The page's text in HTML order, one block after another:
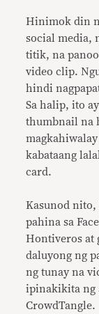
Hinimok din
social media,
titik, na
video clip.
hindi
Sa halip, ito
thumbnail na
kabataang
card.
Kasunod nito,
pahina sa
Hontiveros at
daluyong ng
ng tunay na
ipinakikita ng
CrowdTangle.